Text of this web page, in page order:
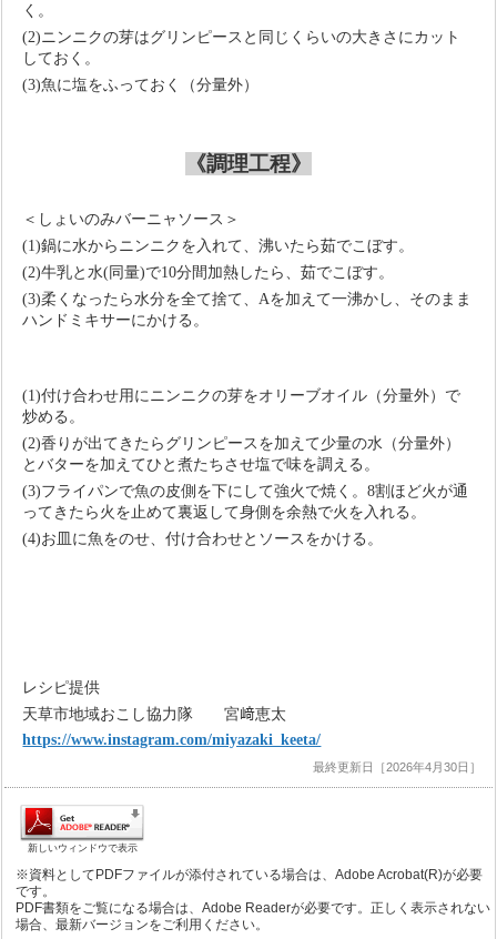
く。
(2)ニンニクの芽はグリンピースと同じくらいの大きさにカット
しておく。
(3)魚に塩をふっておく（分量外）
《調理工程》
＜しょいのみバーニャソース＞
(1)鍋に水からニンニクを入れて、沸いたら茹でこぼす。
(2)牛乳と水(同量)で10分間加熱したら、茹でこぼす。
(3)柔くなったら水分を全て捨て、Aを加えて一沸かし、そのまま
ハンドミキサーにかける。
(1)付け合わせ用にニンニクの芽をオリーブオイル（分量外）で
炒める。
(2)香りが出てきたらグリンピースを加えて少量の水（分量外）
とバターを加えてひと煮たちさせ塩で味を調える。
(3)フライパンで魚の皮側を下にして強火で焼く。8割ほど火が通
ってきたら火を止めて裏返して身側を余熱で火を入れる。
(4)お皿に魚をのせ、付け合わせとソースをかける。
レシピ提供
天草市地域おこし協力隊 宮﨑恵太
https://www.instagram.com/miyazaki_keeta/
最終更新日［2026年4月30日］
新しいウィンドウで表示
※資料としてPDFファイルが添付されている場合は、Adobe Acrobat(R)が必要
です。
PDF書類をご覧になる場合は、Adobe Readerが必要です。正しく表示されない
場合、最新バージョンをご利用ください。